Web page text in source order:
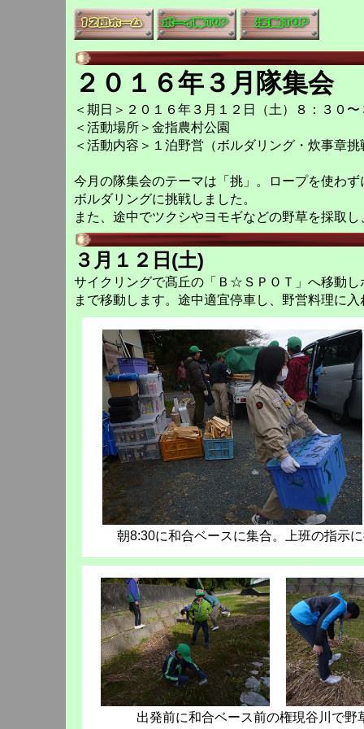
２０１６年３月隊集会
＜期日＞２０１６年３月１２日（土）８：３０
＜活動場所＞金指農村公園
＜活動内容＞１泊野営（ボルダリング・炊事章挑
今月の隊集会のテーマは「挑」。ロープを使わ
ボルダリングに挑戦しました。
また、途中でツクシやヨモギなどの野草を採取
３月１２日(土)
サイクリングで髙丘の「Ｂ☆ＳＰＯＴ」へ移動
まで移動します。途中適宜停車し、野営料理に
朝8:30に和合ベースに集合。上班の指示
出発前に和合ベース前の権現谷川で